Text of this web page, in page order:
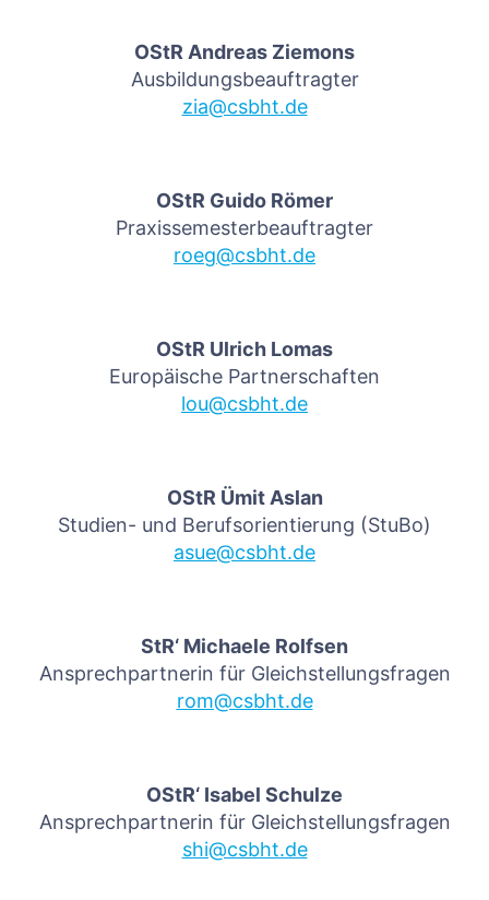
OStR Andreas Ziemons
Ausbildungsbeauftragter
zia@csbht.de
OStR Guido Römer
Praxissemesterbeauftragter
roeg@csbht.de
OStR Ulrich Lomas
Europäische Partnerschaften
lou@csbht.de
OStR Ümit Aslan
Studien- und Berufsorientierung (StuBo)
asue@csbht.de
StR‘ Michaele Rolfsen
Ansprechpartnerin für Gleichstellungsfragen
rom@csbht.de
OStR‘ Isabel Schulze
Ansprechpartnerin für Gleichstellungsfragen
shi@csbht.de